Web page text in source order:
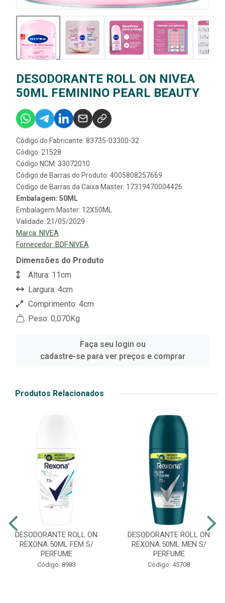
DESODORANTE ROLL ON NIVEA
50ML FEMININO PEARL BEAUTY
Código do Fabricante: 83735-03300-32
Código: 21528
Código NCM: 33072010
Código de Barras do Produto: 4005808257669
Código de Barras da Caixa Master: 17319470004426
Embalagem: 50ML
Embalagem Master: 12X50ML
Validade: 21/05/2029
Marca: NIVEA
Fornecedor: BDF NIVEA
Dimensões do Produto
Altura: 11cm
Largura: 4cm
Comprimento: 4cm
Peso: 0,070Kg
Faça seu login ou
cadastre-se para ver preços e comprar
Produtos Relacionados
DESODORANTE ROLL ON
REXONA 50ML FEM S/
PERFUME
Código: 8983
DESODORANTE ROLL ON
REXONA 50ML MEN S/
PERFUME
Código: 45708